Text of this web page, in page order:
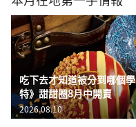
吃下去才知道被分到哪個
特》甜甜圈8月中開賣
2026.08.10